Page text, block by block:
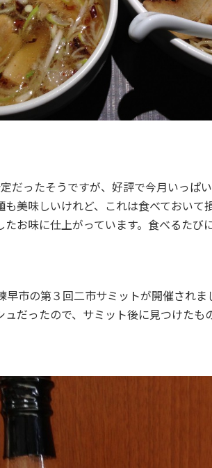
だったそうですが、好評で今月いっぱ
美味しいけれど、これは食べておいて
お味に仕上がっています。食べるたび
早市の第３回二市サミットが開催され
だったので、サミット後に見つけたも